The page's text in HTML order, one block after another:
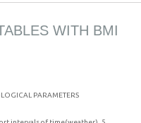
WITH BMI
PARAMETERS